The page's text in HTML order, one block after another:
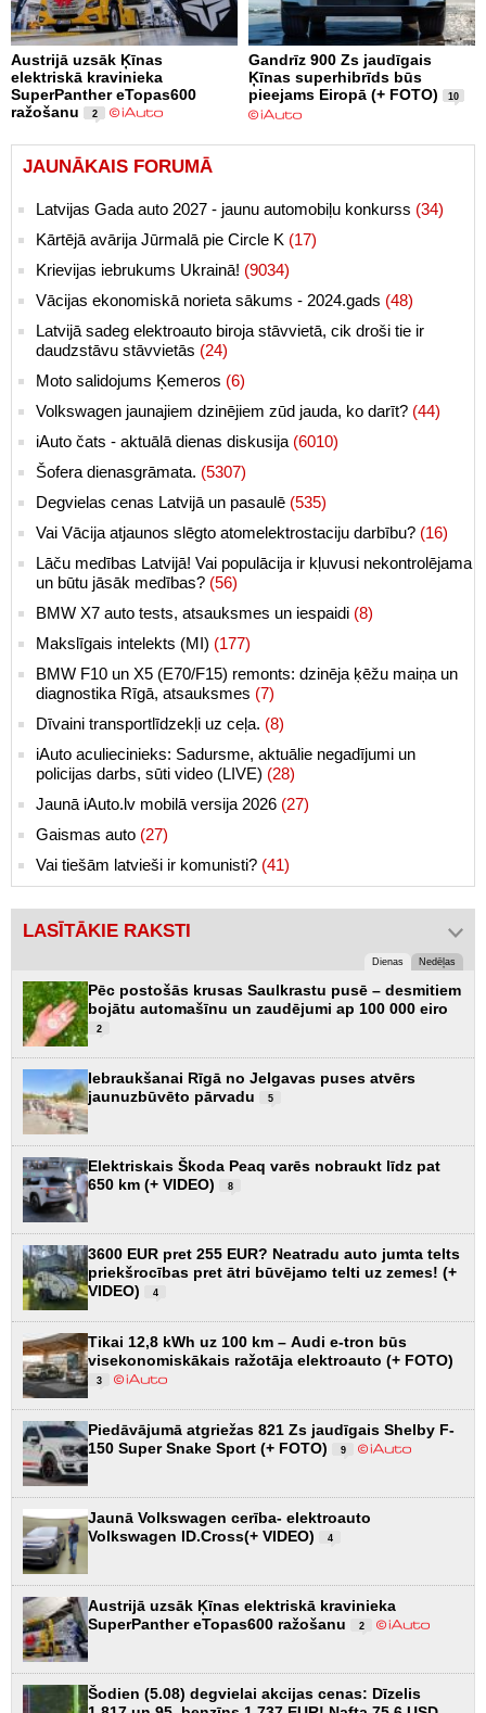
Austrijā uzsāk Ķīnas
elektriskā kravinieka
SuperPanther eTopas600
ražošanu
2
Gandrīz 900 Zs jaudīgais
Ķīnas superhibrīds būs
pieejams Eiropā (+ FOTO)
10
JAUNĀKAIS FORUMĀ
Latvijas Gada auto 2027 - jaunu automobiļu konkurss (34)
Kārtējā avārija Jūrmalā pie Circle K (17)
Krievijas iebrukums Ukrainā! (9034)
Vācijas ekonomiskā norieta sākums - 2024.gads (48)
Latvijā sadeg elektroauto biroja stāvvietā, cik droši tie ir
daudzstāvu stāvvietās (24)
Moto salidojums Ķemeros (6)
Volkswagen jaunajiem dzinējiem zūd jauda, ko darīt? (44)
iAuto čats - aktuālā dienas diskusija (6010)
Šofera dienasgrāmata. (5307)
Degvielas cenas Latvijā un pasaulē (535)
Vai Vācija atjaunos slēgto atomelektrostaciju darbību? (16)
Lāču medības Latvijā! Vai populācija ir kļuvusi nekontrolējama
un būtu jāsāk medības? (56)
BMW X7 auto tests, atsauksmes un iespaidi (8)
Makslīgais intelekts (MI) (177)
BMW F10 un X5 (E70/F15) remonts: dzinēja ķēžu maiņa un
diagnostika Rīgā, atsauksmes (7)
Dīvaini transportlīdzekļi uz ceļa. (8)
iAuto aculiecinieks: Sadursme, aktuālie negadījumi un
policijas darbs, sūti video (LIVE) (28)
Jaunā iAuto.lv mobilā versija 2026 (27)
Gaismas auto (27)
Vai tiešām latvieši ir komunisti? (41)
LASĪTĀKIE RAKSTI
Dienas Nedēļas
Pēc postošās krusas Saulkrastu pusē – desmitiem
bojātu automašīnu un zaudējumi ap 100 000 eiro
2
Iebraukšanai Rīgā no Jelgavas puses atvērs
jaunuzbūvēto pārvadu
5
Elektriskais Škoda Peaq varēs nobraukt līdz pat
650 km (+ VIDEO)
8
3600 EUR pret 255 EUR? Neatradu auto jumta telts
priekšrocības pret ātri būvējamo telti uz zemes! (+
VIDEO)
4
Tikai 12,8 kWh uz 100 km – Audi e-tron būs
visekonomiskākais ražotāja elektroauto (+ FOTO)
3
Piedāvājumā atgriežas 821 Zs jaudīgais Shelby F-
150 Super Snake Sport (+ FOTO)
9
Jaunā Volkswagen cerība- elektroauto
Volkswagen ID.Cross(+ VIDEO)
4
Austrijā uzsāk Ķīnas elektriskā kravinieka
SuperPanther eTopas600 ražošanu
2
Šodien (5.08) degvielai akcijas cenas: Dīzelis